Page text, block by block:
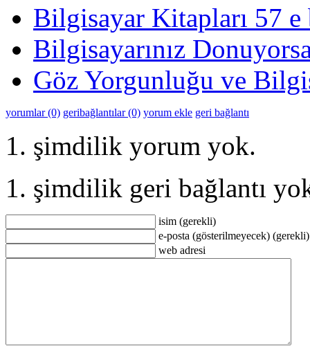
Bilgisayar Kitapları 57
Bilgisayarınız
Göz Yorgunluğu ve
yorumlar (0) geribağlantılar (0) yorum ekle geri bağlantı
şimdilik yorum yok.
şimdilik geri bağlantı
isim (gerekli)
e-posta (gösterilmeyecek) (gerekli)
web adresi